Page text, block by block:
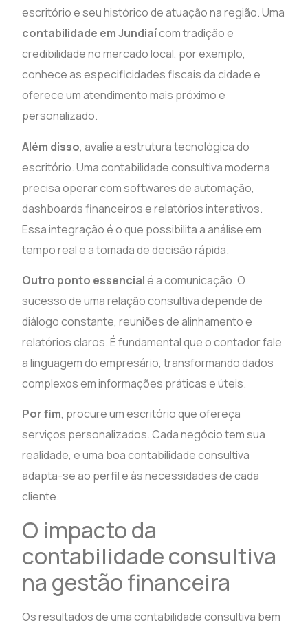
escritório e seu histórico de atuação na região. Uma
contabilidade em Jundiaícom tradição e
credibilidade no mercado local, por exemplo,
conhece as especificidades fiscais da cidade e
oferece um atendimento mais próximo e
personalizado.
Além disso, avalie a estrutura tecnológica do
escritório. Uma contabilidade consultiva moderna
precisa operar com softwares de automação,
dashboards financeiros e relatórios interativos.
Essa integração é o que possibilita a análise em
tempo real e a tomada de decisão rápida.
Outro ponto essencialé a comunicação. O
sucesso de uma relação consultiva depende de
diálogo constante, reuniões de alinhamento e
relatórios claros. É fundamental que o contador fale
a linguagem do empresário, transformando dados
complexos em informações práticas e úteis.
Por fim, procure um escritório que ofereça
serviços personalizados. Cada negócio tem sua
realidade, e uma boa contabilidade consultiva
adapta-se ao perfil e às necessidades de cada
cliente.
O impacto da
contabilidade consultiva
na gestão financeira
Os resultados de uma contabilidade consultiva bem